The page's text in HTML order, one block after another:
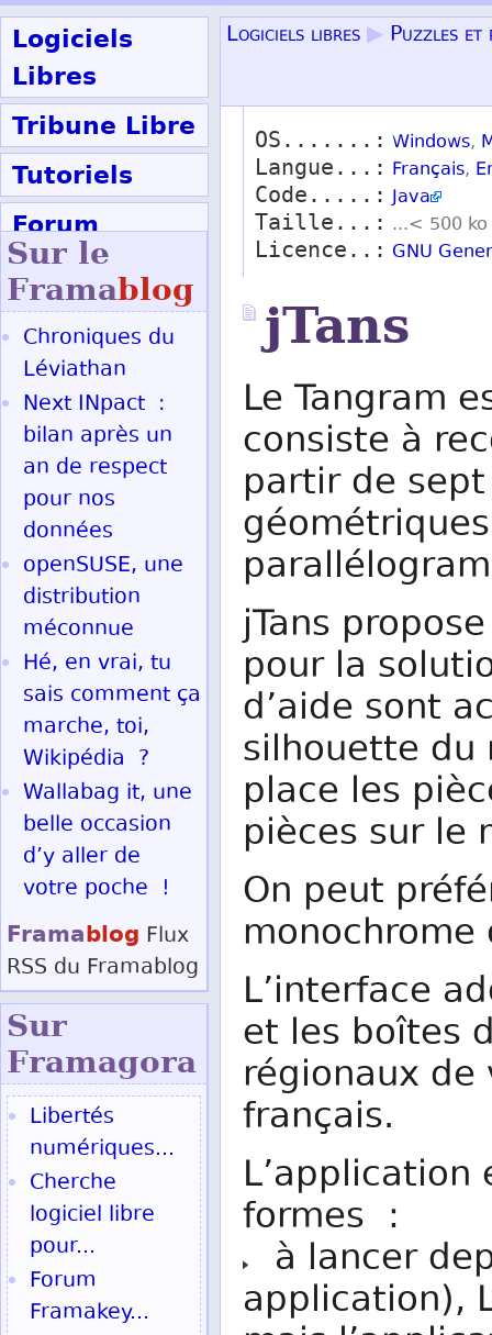
Logiciels
Libres
Tribune Libre
Tutoriels
Forum
Participer
Logiciels libres ▶ Puzzles
OS.......: Windows,
Langue...: Français,
Code.....: Java
Taille...: ...< 500 ko
Licence..: GNU
jTans
Le Tangram
consiste à
partir de
jTans
pour la
d’aide sont
silhouette du
place les
pièces sur le
On peut
L’interface
et les boîtes
régionaux
français.
formes :
à lancer
application),
Sur le
Framablog
Chroniques du
Léviathan
Next INpact :
bilan après un
an de respect
pour nos
données
openSUSE, une
distribution
méconnue
Hé, en vrai, tu
sais comment ça
marche, toi,
Wikipédia ?
Wallabag it, une
belle occasion
d’y aller de
votre poche !
Framablog Flux
RSS du Framablog
Sur
Framagora
Libertés
numériques...
Cherche
logiciel libre
pour...
Forum
Framakey...